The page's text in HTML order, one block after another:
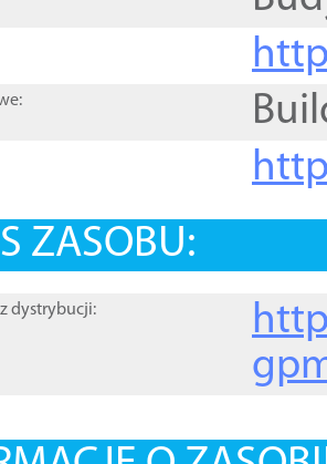
ZASOBU:
dystrybucji: